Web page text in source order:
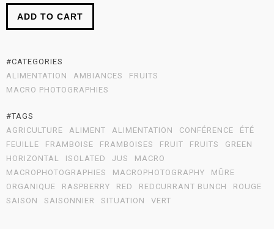
ADD TO CART
#CATEGORIES
ALIMENTATION
AMBIANCES
FRUITS
MACRO PHOTOGRAPHIES
#TAGS
AGRICULTURE
ALIMENT ALIMENTATION CONFÉRENCE
ÉTÉ
FEUILLE
FRAMBOISE FRAMBOISES FRUIT FRUITS
GREEN
HORIZONTAL
ISOLATED JUS
MACRO
MACROPHOTOGRAPHIES
MACROPHOTOGRAPHY
MÛRE
ORGANIQUE
RASPBERRY RED REDCURRANT BUNCH
ROUGE
SAISON
SAISONNIER SITUATION VERT